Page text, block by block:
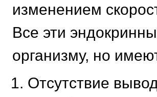
изменением
Все эти
организму, но
Отсутствие